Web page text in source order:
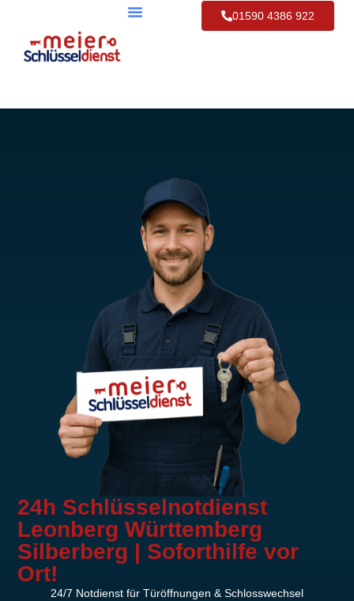
01590 4386 922
24h Schlüsselnotdienst
Leonberg Württemberg
Silberberg | Soforthilfe vor
Ort!
24/7 Notdienst für Türöffnungen & Schlosswechsel